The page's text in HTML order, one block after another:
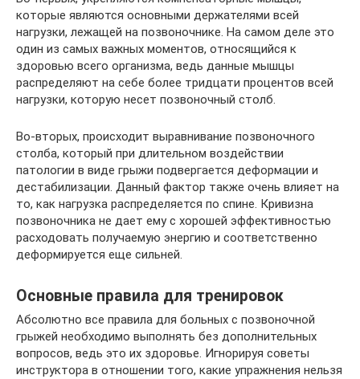
которые являются основными держателями всей
нагрузки, лежащей на позвоночнике. На самом деле это
один из самых важных моментов, относящийся к
здоровью всего организма, ведь данные мышцы
распределяют на себе более тридцати процентов всей
нагрузки, которую несет позвоночный столб.
Во-вторых, происходит выравнивание позвоночного
столба, который при длительном воздействии
патологии в виде грыжи подвергается деформации и
дестабилизации. Данный фактор также очень влияет на
то, как нагрузка распределяется по спине. Кривизна
позвоночника не дает ему с хорошей эффективностью
расходовать получаемую энергию и соответственно
деформируется еще сильней.
Основные правила для тренировок
Абсолютно все правила для больных с позвоночной
грыжей необходимо выполнять без дополнительных
вопросов, ведь это их здоровье. Игнорируя советы
инструктора в отношении того, какие упражнения нельзя